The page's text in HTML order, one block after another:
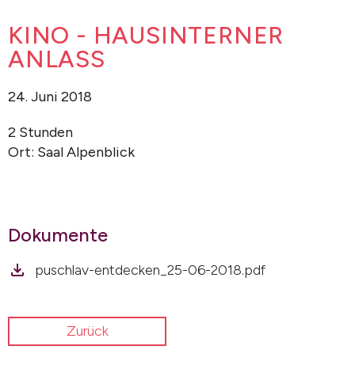
KINO - HAUSINTERNER
ANLASS
24. Juni 2018
2 Stunden
Ort: Saal Alpenblick
Dokumente
puschlav-entdecken_25-06-2018.pdf
Zurück